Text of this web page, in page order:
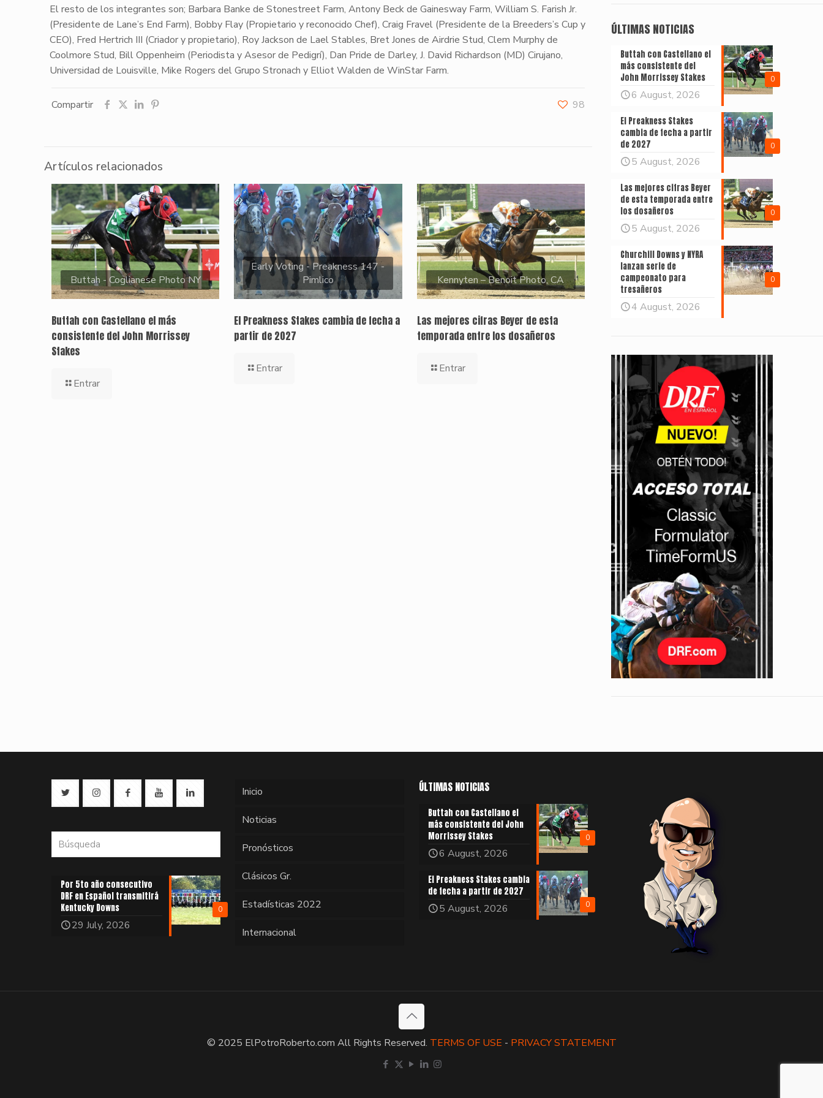
​El resto de los integrantes son; Barbara Banke de Stonestreet Farm, Antony Beck de Gainesway Farm, William S. Farish Jr.
(Presidente de Lane’s End Farm), Bobby Flay (Propietario y reconocido Chef), Craig Fravel (Presidente de la Breeders’s Cup y
CEO), Fred Hertrich III (Criador y propietario), Roy Jackson de Lael Stables, Bret Jones de Airdrie Stud, Clem Murphy de
Coolmore Stud, Bill Oppenheim (Periodista y Asesor de Pedigrí), Dan Pride de Darley, J. David Richardson (MD) Cirujano,
Universidad de Louisville, Mike Rogers del Grupo Stronach y Elliot Walden de WinStar Farm.
Compartir 98
Artículos relacionados
Buttah - Coglianese Photo NY
Buttah con Castellano el más
consistente del John Morrissey
Stakes
Entrar
Early Voting - Preakness 147 -
Pimlico
El Preakness Stakes cambia de fecha a
partir de 2027
Entrar
Kennyten – Benoit Photo, CA
Las mejores cifras Beyer de esta
temporada entre los dosañeros
Entrar
ÚLTIMAS NOTICIAS
0
Buttah con Castellano el
más consistente del
John Morrissey Stakes
6 August, 2026
0
El Preakness Stakes
cambia de fecha a partir
de 2027
5 August, 2026
0
Las mejores cifras Beyer
de esta temporada entre
los dosañeros
5 August, 2026
0
Churchill Downs y NYRA
lanzan serie de
campeonato para
tresañeros
4 August, 2026
0
Por 5to año consecutivo
DRF en Español transmitirá
Kentucky Downs
29 July, 2026
Inicio
Noticias
Pronósticos
Clásicos Gr.
Estadísticas 2022
Internacional
ÚLTIMAS NOTICIAS
0
Buttah con Castellano el
más consistente del John
Morrissey Stakes
6 August, 2026
0
El Preakness Stakes cambia
de fecha a partir de 2027
5 August, 2026
© 2025 ElPotroRoberto.com All Rights Reserved. TERMS OF USE - PRIVACY STATEMENT